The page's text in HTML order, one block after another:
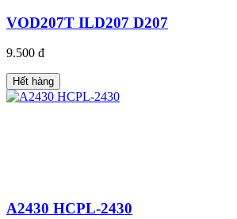
VOD207T ILD207 D207
9.500 đ
Hết hàng
A2430 HCPL-2430